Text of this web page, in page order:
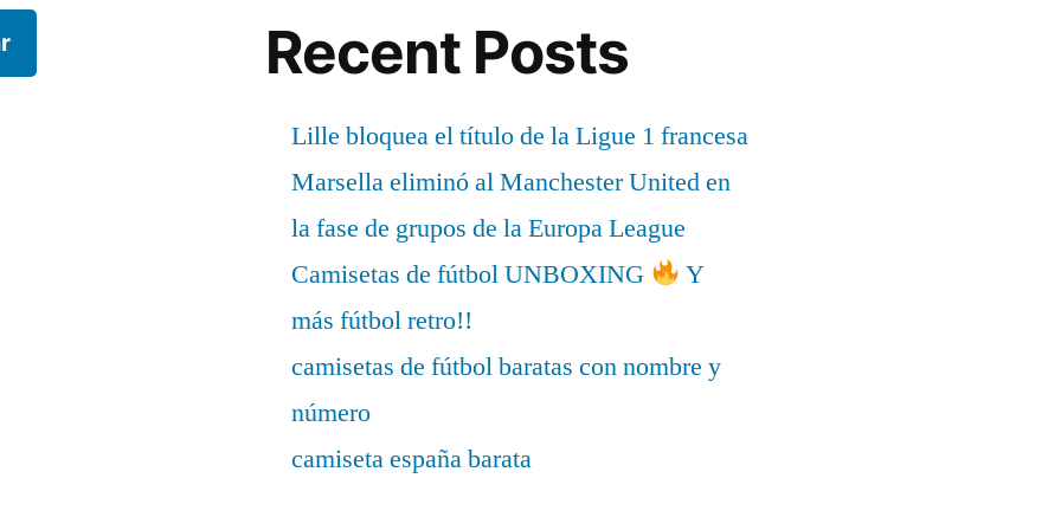
Recent Posts
Lille bloquea el título de la Ligue 1 francesa
Marsella eliminó al Manchester United en
la fase de grupos de la Europa League
Camisetas de fútbol UNBOXING
Y
más fútbol retro!!
camisetas de fútbol baratas con nombre y
número
camiseta españa barata